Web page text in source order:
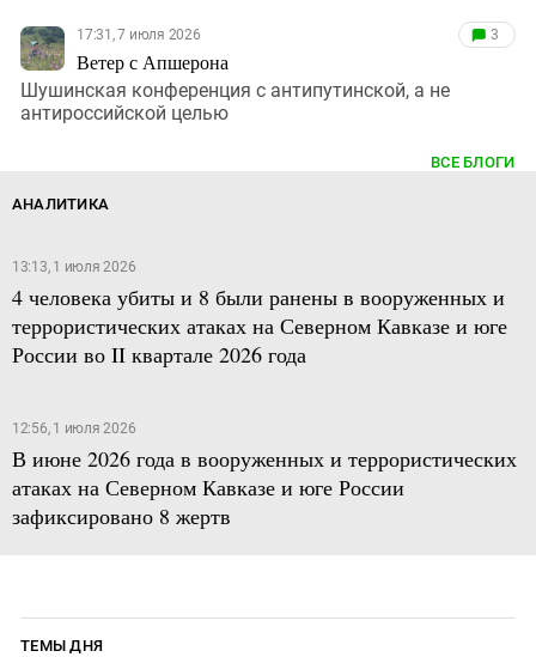
17:31, 7 июля 2026
Ветер с Апшерона
3
Шушинская конференция с антипутинской, а не
антироссийской целью
ВСЕ БЛОГИ
АНАЛИТИКА
13:13, 1 июля 2026
4 человека убиты и 8 были ранены в вооруженных и
террористических атаках на Северном Кавказе и юге
России во II квартале 2026 года
12:56, 1 июля 2026
В июне 2026 года в вооруженных и террористических
атаках на Северном Кавказе и юге России
зафиксировано 8 жертв
ТЕМЫ ДНЯ